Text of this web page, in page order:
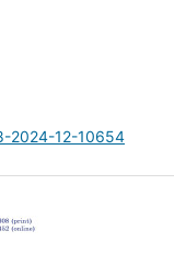
2024-12-10654